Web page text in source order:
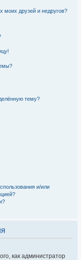
моих друзей и недругов?
тему?
и/или
как администратор